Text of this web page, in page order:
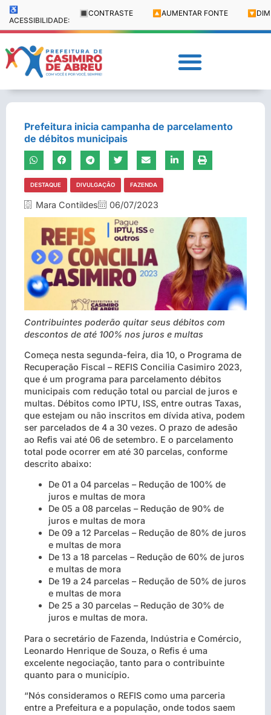
♿
ACESSIBILIDADE:
🔳 CONTRASTE 🔼 AUMENTAR FONTE 🔽
Prefeitura inicia campanha de parcelamento
de débitos municipais
DESTAQUE DIVULGAÇÃO FAZENDA
Mara Contildes 06/07/2023
Contribuintes poderão quitar seus débitos com
descontos de até 100% nos juros e multas
Começa nesta segunda-feira, dia 10, o Programa de
Recuperação Fiscal – REFIS Concilia Casimiro 2023,
que é um programa para parcelamento débitos
municipais com redução total ou parcial de juros e
multas. Débitos como IPTU, ISS, entre outras Taxas,
que estejam ou não inscritos em dívida ativa, podem
ser parcelados de 4 a 30 vezes. O prazo de adesão
ao Refis vai até 06 de setembro. E o parcelamento
total pode ocorrer em até 30 parcelas, conforme
descrito abaixo:
De 01 a 04 parcelas – Redução de 100% de
juros e multas de mora
De 05 a 08 parcelas – Redução de 90% de
juros e multas de mora
De 09 a 12 Parcelas – Redução de 80% de juros
e multas de mora
De 13 a 18 parcelas – Redução de 60% de juros
e multas de mora
De 19 a 24 parcelas – Redução de 50% de juros
e multas de mora
De 25 a 30 parcelas – Redução de 30% de
juros e multas de mora.
Para o secretário de Fazenda, Indústria e Comércio,
Leonardo Henrique de Souza, o Refis é uma
excelente negociação, tanto para o contribuinte
quanto para o município.
“Nós consideramos o REFIS como uma parceria
entre a Prefeitura e a população, onde todos saem